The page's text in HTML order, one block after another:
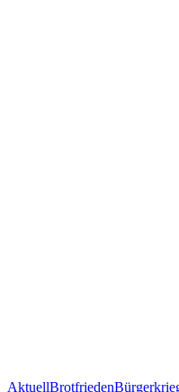
AktuellBrotfrieden